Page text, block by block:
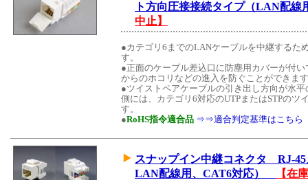
ト方向圧接接続タイプ（LAN配
中止】
●カテゴリ6までのLANケーブルを中継するた
す。
●正面のケーブル差込口に防塵用カバーが付
からのホコリなどの進入を防ぐことができま
●ツイストペアケーブルの引き出し方向が水
側には、カテゴリ6対応のUTPまたはSTPのツ
す。
●RoHS指令適合品 ⇒⇒適合判定基準はこちら
スナップイン中継コネクタ RJ-
LAN配線用、CAT6対応）
【在